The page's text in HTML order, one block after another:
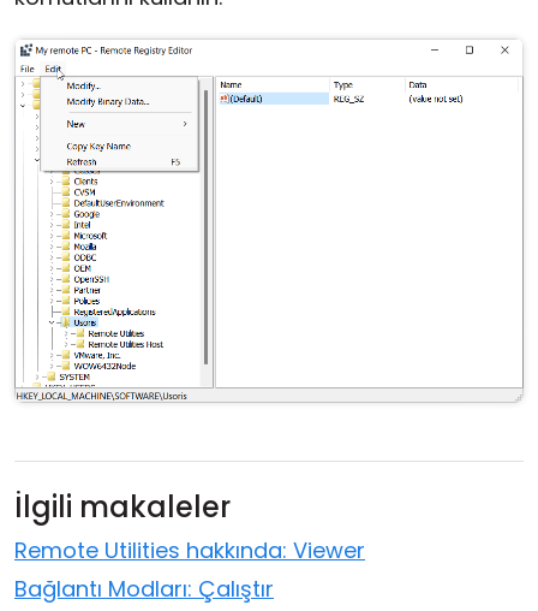
İlgili makaleler
Remote Utilities hakkında: Viewer
Bağlantı Modları: Çalıştır